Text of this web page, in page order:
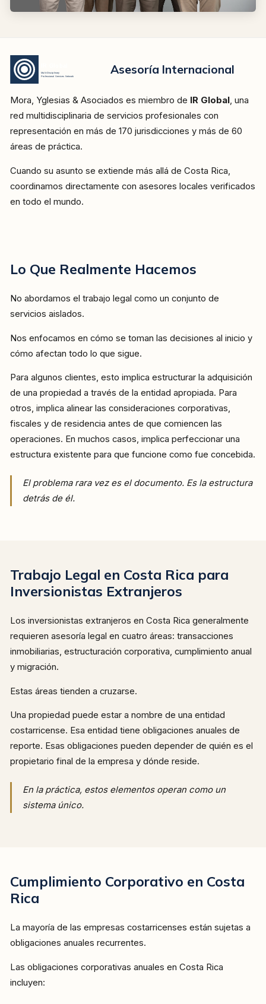
Asesoría Internacional
Mora, Yglesias & Asociados es miembro de IR Global, una
red multidisciplinaria de servicios profesionales con
representación en más de 170 jurisdicciones y más de 60
áreas de práctica.
Cuando su asunto se extiende más allá de Costa Rica,
coordinamos directamente con asesores locales verificados
en todo el mundo.
Lo Que Realmente Hacemos
No abordamos el trabajo legal como un conjunto de
servicios aislados.
Nos enfocamos en cómo se toman las decisiones al inicio y
cómo afectan todo lo que sigue.
Para algunos clientes, esto implica estructurar la adquisición
de una propiedad a través de la entidad apropiada. Para
otros, implica alinear las consideraciones corporativas,
fiscales y de residencia antes de que comiencen las
operaciones. En muchos casos, implica perfeccionar una
estructura existente para que funcione como fue concebida.
El problema rara vez es el documento. Es la estructura
detrás de él.
Trabajo Legal en Costa Rica para
Inversionistas Extranjeros
Los inversionistas extranjeros en Costa Rica generalmente
requieren asesoría legal en cuatro áreas: transacciones
inmobiliarias, estructuración corporativa, cumplimiento anual
y migración.
Estas áreas tienden a cruzarse.
Una propiedad puede estar a nombre de una entidad
costarricense. Esa entidad tiene obligaciones anuales de
reporte. Esas obligaciones pueden depender de quién es el
propietario final de la empresa y dónde reside.
En la práctica, estos elementos operan como un
sistema único.
Cumplimiento Corporativo en Costa
Rica
La mayoría de las empresas costarricenses están sujetas a
obligaciones anuales recurrentes.
Las obligaciones corporativas anuales en Costa Rica
incluyen: